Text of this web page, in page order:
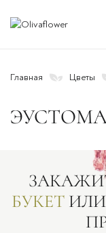
Главная Цветы
БУКЕТИЛИ